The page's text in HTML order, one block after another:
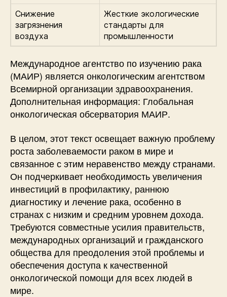
Снижение
загрязнения
воздуха
Жесткие экологические
стандарты для
промышленности
Международное агентство по изучению рака
(МАИР) является онкологическим агентством
Всемирной организации здравоохранения.
Дополнительная информация: Глобальная
онкологическая обсерватория МАИР.
В целом, этот текст освещает важную проблему
роста заболеваемости раком в мире и
связанное с этим неравенство между странами.
Он подчеркивает необходимость увеличения
инвестиций в профилактику, раннюю
диагностику и лечение рака, особенно в
странах с низким и средним уровнем дохода.
Требуются совместные усилия правительств,
международных организаций и гражданского
общества для преодоления этой проблемы и
обеспечения доступа к качественной
онкологической помощи для всех людей в
мире.